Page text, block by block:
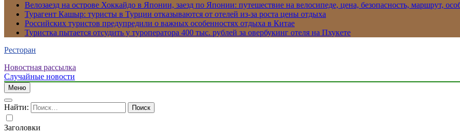
Велозаезд на острове Хоккайдо в Японии, заезд по Японии: путешествие на велосипеде, цена, безопасность, маршрут,
Турагент Кашыр: туристы в Турции отказываются от отелей из-за роста цены отдыха
Российских туристов предупредили о важных особенностях отдыха в Китае
Туристка пытается отсудить у туроператора 400 тыс. рублей за овербукинг отеля на Пхукете
Ресторан
Новостная рассылка
Случайные новости
Меню
Найти:
Заголовки